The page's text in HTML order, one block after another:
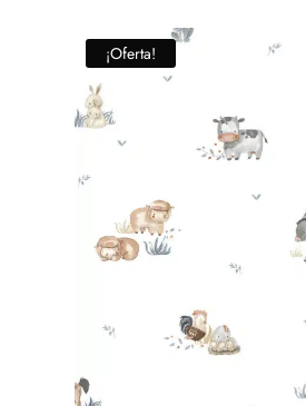
49,90€.43,91€.
¡Oferta!